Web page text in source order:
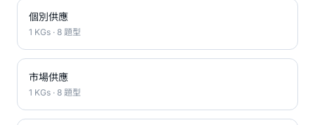
個別供應
1 KGs · 8 題型
市場供應
1 KGs · 8 題型